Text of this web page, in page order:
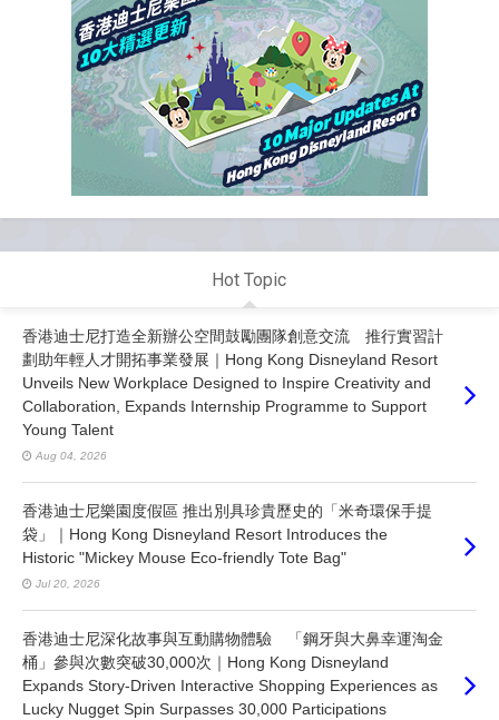
Hot Topic
香港迪士尼打造全新辦公空間鼓勵團隊創意交流 推行實習計
劃助年輕人才開拓事業發展｜Hong Kong Disneyland Resort
Unveils New Workplace Designed to Inspire Creativity and
Collaboration, Expands Internship Programme to Support
Young Talent
Aug 04, 2026
香港迪士尼樂園度假區 推出別具珍貴歷史的「米奇環保手提
袋」｜Hong Kong Disneyland Resort Introduces the
Historic "Mickey Mouse Eco-friendly Tote Bag"
Jul 20, 2026
香港迪士尼深化故事與互動購物體驗 「鋼牙與大鼻幸運淘金
桶」參與次數突破30,000次｜Hong Kong Disneyland
Expands Story-Driven Interactive Shopping Experiences as
Lucky Nugget Spin Surpasses 30,000 Participations